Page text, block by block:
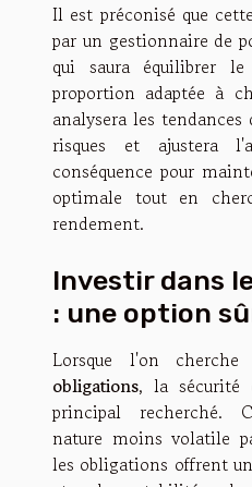
Il est préconisé que
par un gestionnaire de
qui saura équilibrer
proportion adaptée à
analysera les tendances
risques et ajustera
conséquence pour
optimale tout en
rendement.
Investir dans
: une option
Lorsque l'on
obligations, la sécurité
principal recherché.
nature moins volatile
les obligations offrent